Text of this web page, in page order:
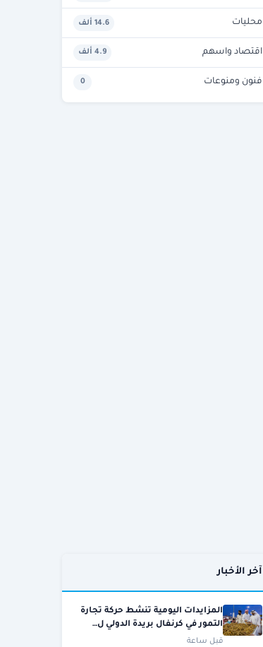
محليات 14.6 ألف
اقتصاد واسهم 4.9 ألف
فنون ومنوعات 0
آخر الأخبار
المزايدات اليومية تنشط حركة تجارة
التمور في كرنفال بريدة الدولي ل…
قبل ساعة